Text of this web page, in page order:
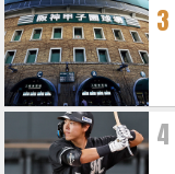
3
4